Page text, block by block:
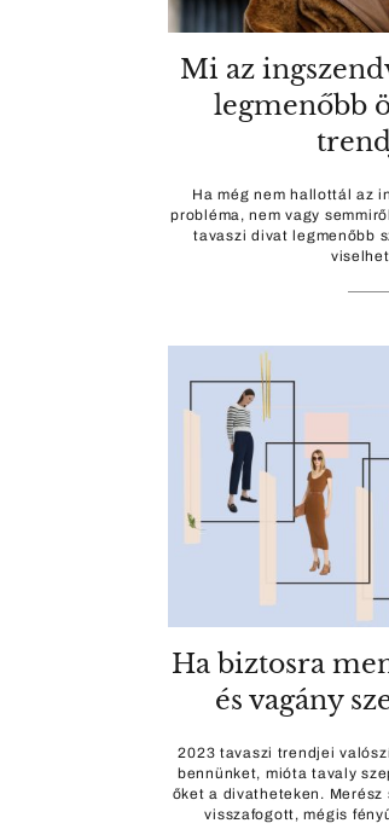
Mi az
legmenőbb
Ha még nem hallottál az
probléma, nem vagy
tavaszi divat legmenőbb
Ha biztosra
és vagány
2023 tavaszi trendjei
bennünket, mióta tavaly
őket a divatheteken. Merész
visszafogott, mégis